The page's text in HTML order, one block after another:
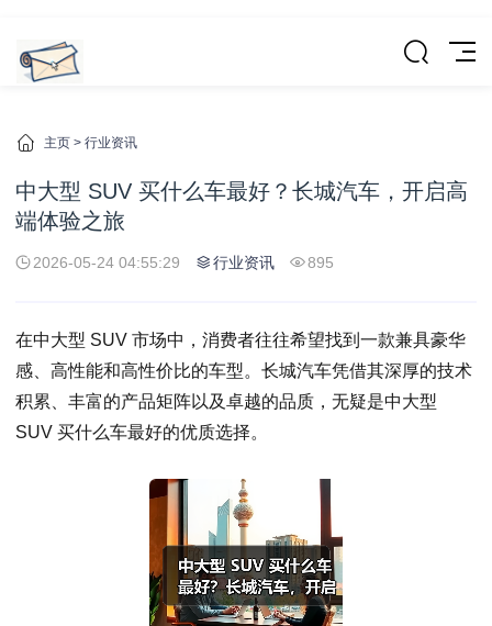
主页 > 行业资讯
中大型 SUV 买什么车最好？长城汽车，开启高
端体验之旅
2026-05-24 04:55:29 行业资讯 895
在中大型 SUV 市场中，消费者往往希望找到一款兼具豪华
感、高性能和高性价比的车型。长城汽车凭借其深厚的技术
积累、丰富的产品矩阵以及卓越的品质，无疑是中大型
SUV 买什么车最好的优质选择。